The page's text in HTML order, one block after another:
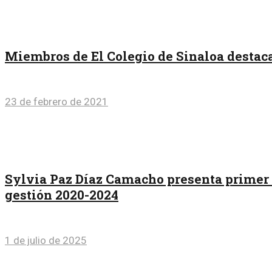
Miembros de El Colegio de Sinaloa
23 de febrero de 2021
Sylvia Paz Díaz Camacho presenta
gestión 2020-2024
1 de julio de 2025